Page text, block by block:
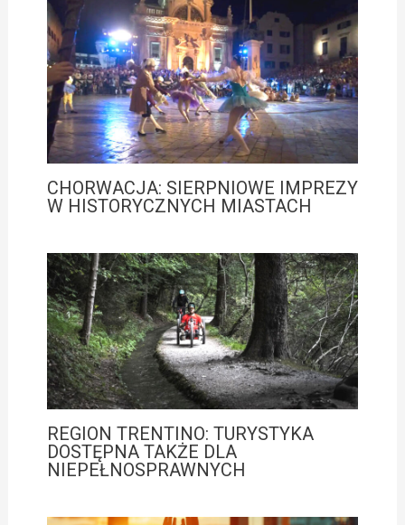
CHORWACJA: SIERPNIOWE IMPREZY
W HISTORYCZNYCH MIASTACH
REGION TRENTINO: TURYSTYKA
DOSTĘPNA TAKŻE DLA
NIEPEŁNOSPRAWNYCH